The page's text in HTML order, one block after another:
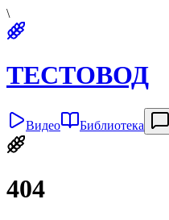
\
ТЕСТОВОД
Видео Библиотека
404